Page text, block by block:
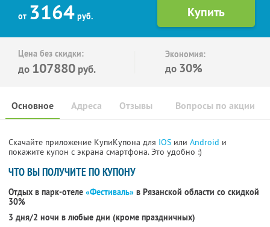
от 3164 руб.
Цена без скидки:
до 107880 руб.
Экономия:
до 30%
Основное Отзывы Вопросы по акции
Адреса
Скачайте приложение КупиКупона для IOS или Android и
покажите купон с экрана смартфона. Это удобно :)
ЧТО ВЫ ПОЛУЧИТЕ ПО КУПОНУ
Отдых в парк-отеле «Фестиваль» в Рязанской области со скидкой
30%
3 дня/2 ночи в любые дни (кроме праздничных)